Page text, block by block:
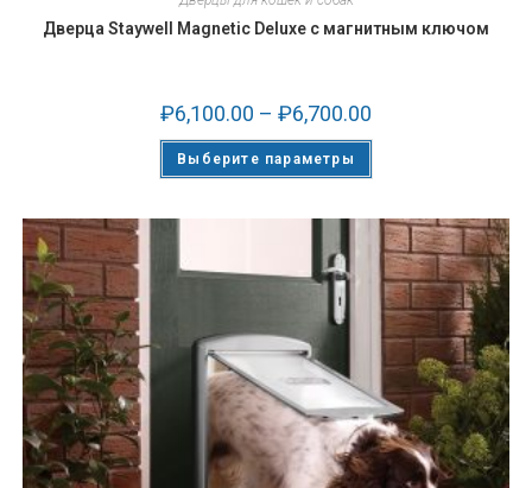
Дверца Staywell Magnetic Deluxe с магнитным ключом
₽6,100.00 – ₽6,700.00
Выберите параметры